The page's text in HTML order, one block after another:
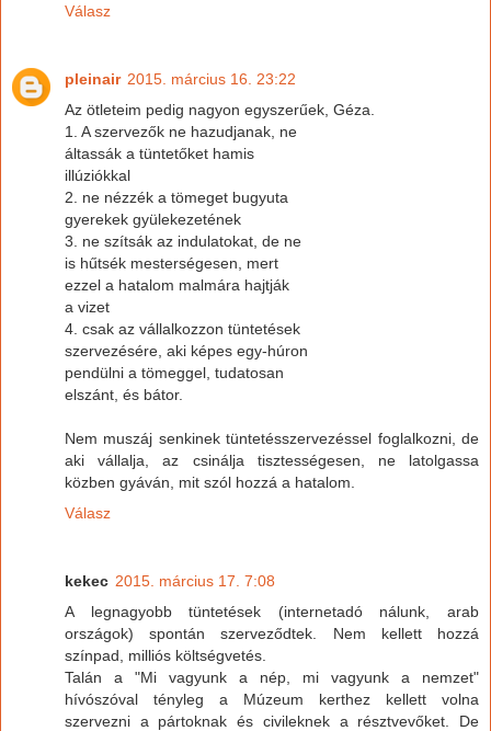
Válasz
pleinair 2015. március 16. 23:22
Az ötleteim pedig nagyon egyszerűek, Géza.
1. A szervezők ne hazudjanak, ne
áltassák a tüntetőket hamis
illúziókkal
2. ne nézzék a tömeget bugyuta
gyerekek gyülekezetének
3. ne szítsák az indulatokat, de ne
is hűtsék mesterségesen, mert
ezzel a hatalom malmára hajtják
a vizet
4. csak az vállalkozzon tüntetések
szervezésére, aki képes egy-húron
pendülni a tömeggel, tudatosan
elszánt, és bátor.
Nem muszáj senkinek tüntetésszervezéssel foglalkozni, de
aki vállalja, az csinálja tisztességesen, ne latolgassa
közben gyáván, mit szól hozzá a hatalom.
Válasz
kekec 2015. március 17. 7:08
A legnagyobb tüntetések (internetadó nálunk, arab
országok) spontán szerveződtek. Nem kellett hozzá
színpad, milliós költségvetés.
Talán a "Mi vagyunk a nép, mi vagyunk a nemzet"
hívószóval tényleg a Múzeum kerthez kellett volna
szervezni a pártoknak és civileknek a résztvevőket. De